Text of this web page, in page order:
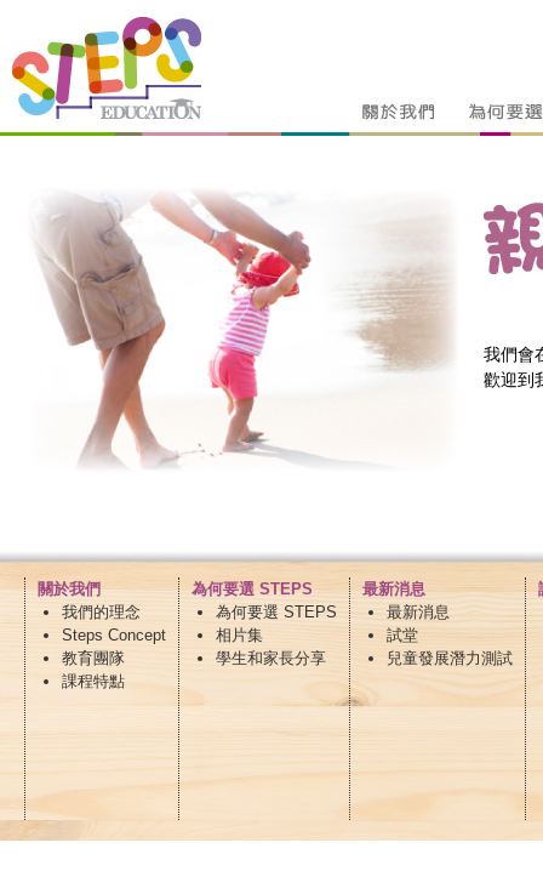
我們會
歡迎到
關於我們
我們的理念
Steps Concept
教育團隊
課程特點
為何要選 STEPS
為何要選 STEPS
相片集
學生和家長分享
最新消息
最新消息
試堂
兒童發展潛力測試